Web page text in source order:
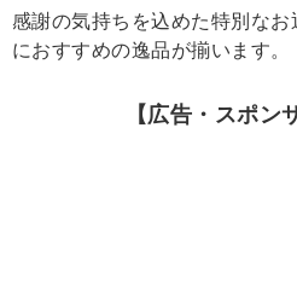
感謝の気持ちを込めた特別な
におすすめの逸品が揃います。
【広告・スポン